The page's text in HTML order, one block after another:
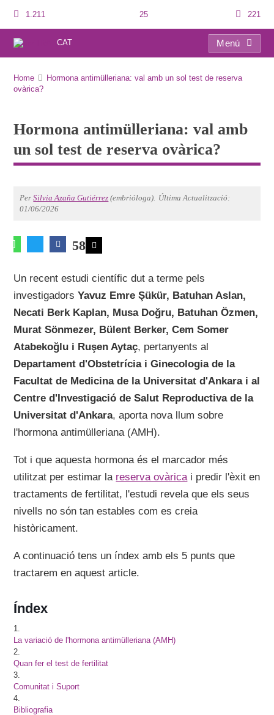
1.211 25 221
CAT
Menú
Home
Hormona antimülleriana: val amb un sol test de reserva
ovàrica?
Hormona antimülleriana: val amb
un sol test de reserva ovàrica?
PerSilvia Azaña Gutiérrez (embrióloga). Última Actualització:
01/06/2026
58
Un recent estudi científic dut a terme pels
investigadorsYavuz Emre Şükür, Batuhan Aslan,
Necati Berk Kaplan, Musa Doğru, Batuhan Özmen,
Murat Sönmezer, Bülent Berker, Cem Somer
Atabekoğlu i Ruşen Aytaç, pertanyents al
Departament d'Obstetrícia i Ginecologia de la
Facultat de Medicina de la Universitat d'Ankara i al
Centre d'Investigació de Salut Reproductiva de la
Universitat d'Ankara, aporta nova llum sobre
l'hormona antimülleriana (AMH).
Tot i que aquesta hormona és el marcador més
utilitzat per estimar la reserva ovàricai predir l'èxit en
tractaments de fertilitat, l'estudi revela que els seus
nivells no són tan estables com es creia
històricament.
A continuació tens un índex amb els 5 punts que
tractarem en aquest article.
Índex
1.
La variació de l'hormona antimülleriana (AMH)
2.
Quan fer el test de fertilitat
3.
Comunitat i Suport
4.
Bibliografia